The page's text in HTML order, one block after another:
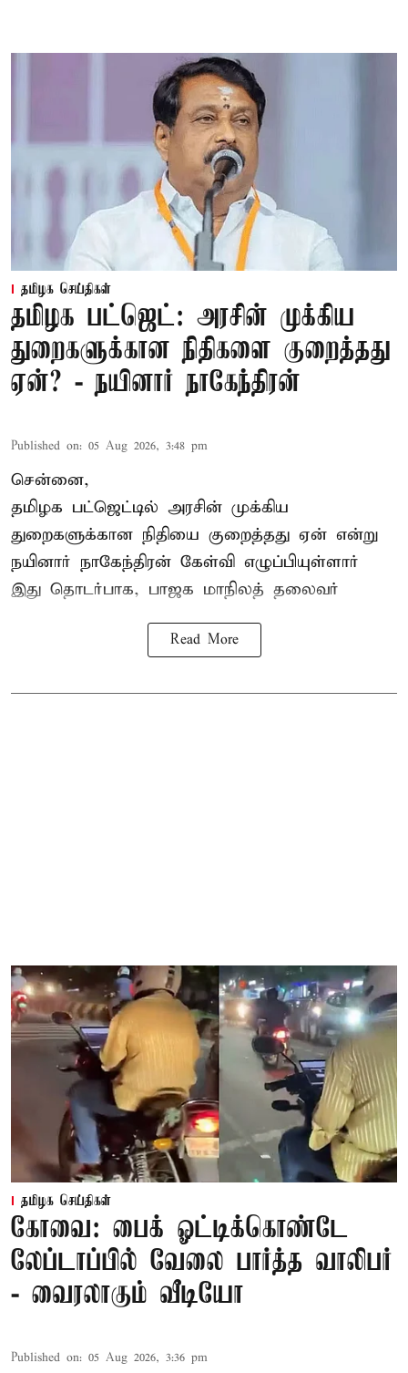
தமிழக செய்திகள்
தமிழக பட்ஜெட்: அரசின் முக்கிய
துறைகளுக்கான நிதிகளை குறைத்தது
ஏன்? - நயினார் நாகேந்திரன்
Published on: 05 Aug 2026, 3:48 pm
சென்னை,
தமிழக பட்ஜெட்டில் அரசின் முக்கிய
துறைகளுக்கான நிதியை குறைத்தது ஏன் என்று
நயினார் நாகேந்திரன் கேள்வி எழுப்பியுள்ளார்
இது தொடர்பாக, பாஜக மாநிலத் தலைவர்
Read More
தமிழக செய்திகள்
கோவை: பைக் ஓட்டிக்கொண்டே
லேப்டாப்பில் வேலை பார்த்த வாலிபர்
- வைரலாகும் வீடியோ
Published on: 05 Aug 2026, 3:36 pm